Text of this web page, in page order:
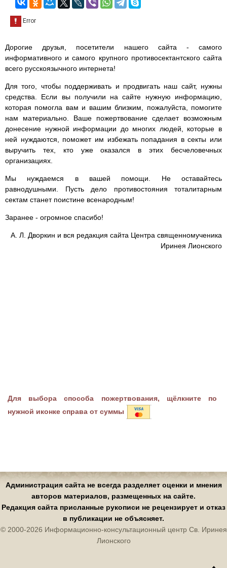
Дорогие друзья, посетители нашего сайта - самого
информативного и самого крупного противосектантского сайта
всего русскоязычного интернета!
Для того, чтобы поддерживать и продвигать наш сайт, нужны
средства. Если вы получили на сайте нужную информацию,
которая помогла вам и вашим близким, пожалуйста, помогите
нам материально. Ваше пожертвование сделает возможным
донесение нужной информации до многих людей, которые в
ней нуждаются, поможет им избежать попадания в секты или
выручить тех, кто уже оказался в этих бесчеловечных
организациях.
Мы нуждаемся в вашей помощи. Не оставайтесь
равнодушными. Пусть дело противостояния тоталитарным
сектам станет поистине всенародным!
Заранее - огромное спасибо!
А. Л. Дворкин и вся редакция сайта Центра священномученика
Иринея Лионского
Для выбора способа пожертвования, щёлкните по
нужной иконке справа от суммы
Администрация сайта не всегда разделяет оценки и мнения
авторов материалов, размещенных на сайте.
Редакция сайта присланные рукописи не рецензирует и отказ
в публикации не объясняет.
© 2000-2026 Информационно-консультационный центр Св. Иринея
Лионского